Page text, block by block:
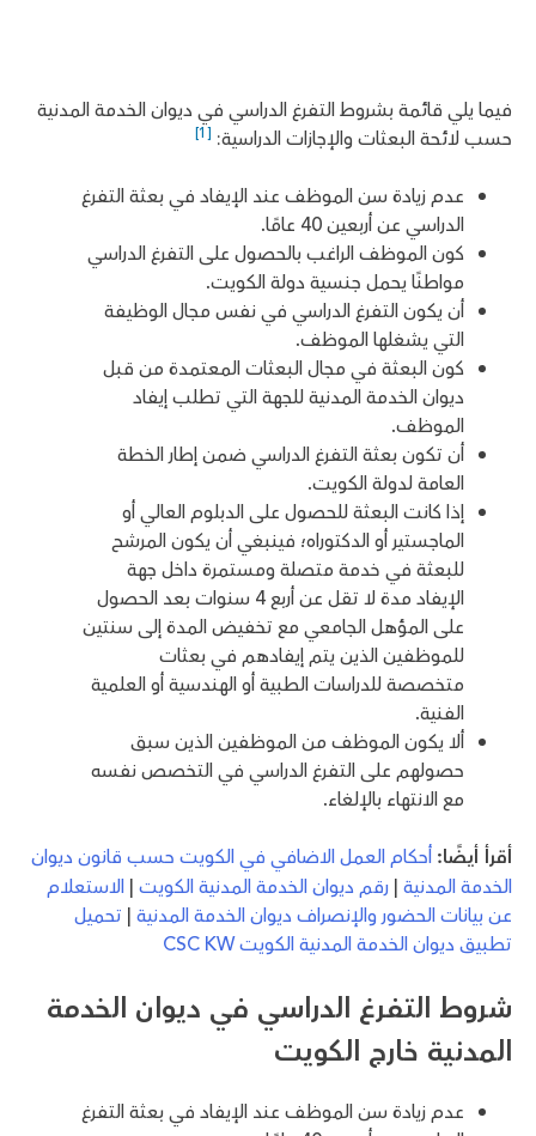
فيما يلي قائمة بشروط التفرغ الدراسي في ديوان الخدمة المدنية
حسب لائحة البعثات والإجازات الدراسية: [1]
عدم زيادة سن الموظف عند الإيفاد في بعثة التفرغ
الدراسي عن أربعين 40 عامًا.
كون الموظف الراغب بالحصول على التفرغ الدراسي
مواطنًا يحمل جنسية دولة الكويت.
أن يكون التفرغ الدراسي في نفس مجال الوظيفة
التي يشغلها الموظف.
كون البعثة في مجال البعثات المعتمدة من قبل
ديوان الخدمة المدنية للجهة التي تطلب إيفاد
الموظف.
أن تكون بعثة التفرغ الدراسي ضمن إطار الخطة
العامة لدولة الكويت.
إذا كانت البعثة للحصول على الدبلوم العالي أو
الماجستير أو الدكتوراه؛ فينبغي أن يكون المرشح
للبعثة في خدمة متصلة ومستمرة داخل جهة
الإيفاد مدة لا تقل عن أربع 4 سنوات بعد الحصول
على المؤهل الجامعي مع تخفيض المدة إلى سنتين
للموظفين الذين يتم إيفادهم في بعثات
متخصصة للدراسات الطبية أو الهندسية أو العلمية
الفنية.
ألا يكون الموظف من الموظفين الذين سبق
حصولهم على التفرغ الدراسي في التخصص نفسه
مع الانتهاء بالإلغاء.
أقرأ أيضًا: أحكام العمل الاضافي في الكويت حسب قانون ديوان
الخدمة المدنية | رقم ديوان الخدمة المدنية الكويت | الاستعلام
عن بيانات الحضور والإنصراف ديوان الخدمة المدنية | تحميل
تطبيق ديوان الخدمة المدنية الكويت CSC KW
شروط التفرغ الدراسي في ديوان الخدمة
المدنية خارج الكويت
عدم زيادة سن الموظف عند الإيفاد في بعثة التفرغ